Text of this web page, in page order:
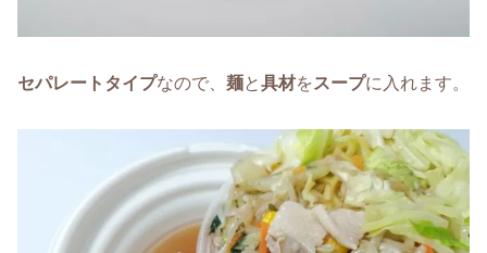
セパレートタイプなので、 麺と具材を スープに入れます。